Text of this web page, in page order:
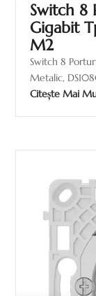
Switch 8
Gigabit
M2
Switch 8
Metalic,
Citește Mai